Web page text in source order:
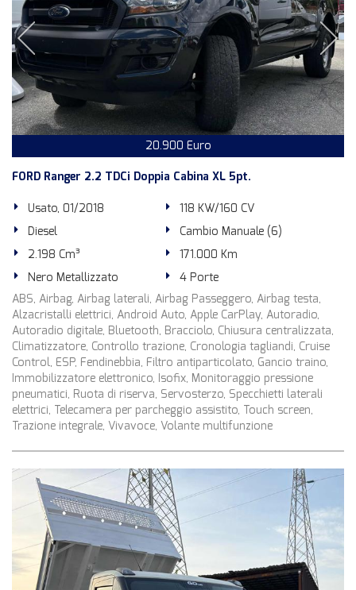
20.900 Euro
FORD Ranger 2.2 TDCi Doppia Cabina XL 5pt.
Usato, 01/2018
118 KW/160 CV
Diesel
Cambio Manuale (6)
2.198 Cm³
171.000 Km
Nero Metallizzato
4 Porte
ABS, Airbag, Airbag laterali, Airbag Passeggero, Airbag testa,
Alzacristalli elettrici, Android Auto, Apple CarPlay, Autoradio,
Autoradio digitale, Bluetooth, Bracciolo, Chiusura centralizzata,
Climatizzatore, Controllo trazione, Cronologia tagliandi, Cruise
Control, ESP, Fendinebbia, Filtro antiparticolato, Gancio traino,
Immobilizzatore elettronico, Isofix, Monitoraggio pressione
pneumatici, Ruota di riserva, Servosterzo, Specchietti laterali
elettrici, Telecamera per parcheggio assistito, Touch screen,
Trazione integrale, Vivavoce, Volante multifunzione